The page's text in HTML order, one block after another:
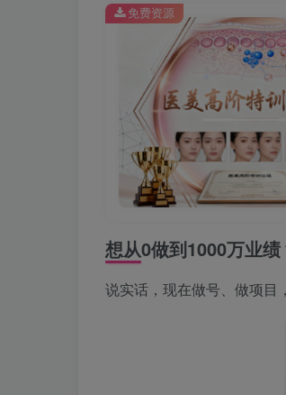
免费资源
想从0做到1000万业
说实话，现在做号、做项目